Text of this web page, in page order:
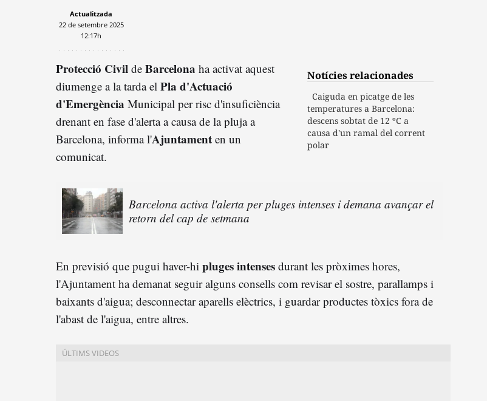
Actualitzada
22 de setembre 2025
12:17h
Notícies relacionades
Caiguda en picatge de les
temperatures a Barcelona:
descens sobtat de 12 ºC a
causa d'un ramal del corrent
polar
Protecció Civil de Barcelona ha activat aquest
diumenge a la tarda el Pla d'Actuació
d'Emergència Municipal per risc d'insuficiència
drenant en fase d'alerta a causa de la pluja a
Barcelona, informa l'Ajuntament en un
comunicat.
Barcelona activa l'alerta per pluges intenses i demana avançar el
retorn del cap de setmana
En previsió que pugui haver-hi pluges intenses durant les pròximes hores,
l'Ajuntament ha demanat seguir alguns consells com revisar el sostre, parallamps i
baixants d'aigua; desconnectar aparells elèctrics, i guardar productes tòxics fora de
l'abast de l'aigua, entre altres.